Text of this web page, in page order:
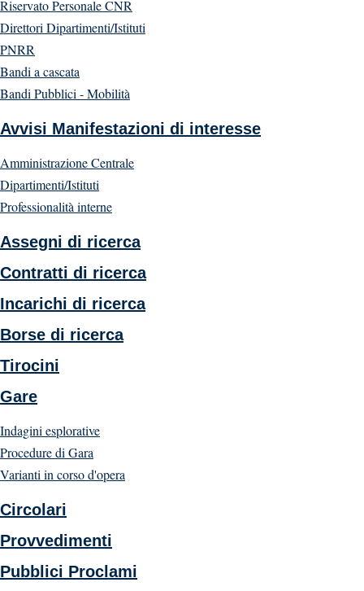
Riservato Personale CNR
Direttori Dipartimenti/Istituti
PNRR
Bandi a cascata
Bandi Pubblici - Mobilità
Avvisi Manifestazioni di interesse
Amministrazione Centrale
Dipartimenti/Istituti
Professionalità interne
Assegni di ricerca
Contratti di ricerca
Incarichi di ricerca
Borse di ricerca
Tirocini
Gare
Indagini esplorative
Procedure di Gara
Varianti in corso d'opera
Circolari
Provvedimenti
Pubblici Proclami